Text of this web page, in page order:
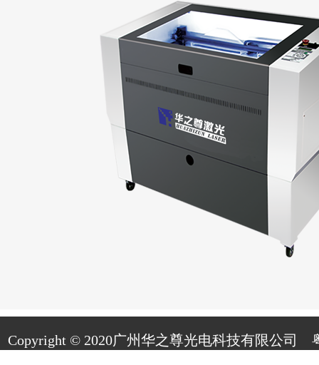
Copyright © 2020广州华之尊光电科技有限公司